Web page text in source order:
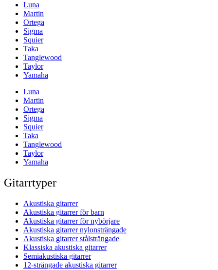
Luna
Martin
Ortega
Sigma
Squier
Taka
Tanglewood
Taylor
Yamaha
Luna
Martin
Ortega
Sigma
Squier
Taka
Tanglewood
Taylor
Yamaha
Gitarrtyper
Akustiska gitarrer
Akustiska gitarrer för barn
Akustiska gitarrer för nybörjare
Akustiska gitarrer nylonsträngade
Akustiska gitarrer stålsträngade
Klassiska akustiska gitarrer
Semiakustiska gitarrer
12-strängade akustiska gitarrer